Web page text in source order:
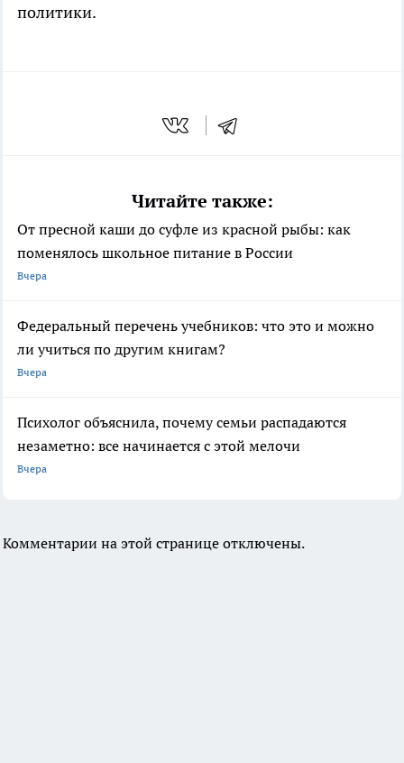
политики.
Читайте также:
От пресной каши до суфле из красной рыбы: как
поменялось школьное питание в России
Вчера
Федеральный перечень учебников: что это и можно
ли учиться по другим книгам?
Вчера
Психолог объяснила, почему семьи распадаются
незаметно: все начинается с этой мелочи
Вчера
Комментарии на этой странице отключены.